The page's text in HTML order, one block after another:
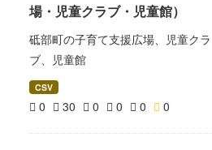
場・児童クラブ・児童館）
砥部町の子育て支援広場、児童クラ
ブ、児童館
CSV
0 30 0 0 0 0